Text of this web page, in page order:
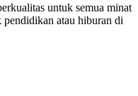
untuk semua minat
atau hiburan di